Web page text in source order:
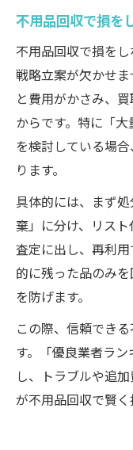
不用品回収で損を
不用品回収で損を
戦略立案が欠かせ
と費用がかさみ、
からです。特に「
を検討している場
ります。
具体的には、まず
棄」に分け、リス
査定に出し、再利
的に残った品のみ
を防げます。
この際、信頼でき
す。「優良業者ラ
し、トラブルや追
が不用品回収で賢く